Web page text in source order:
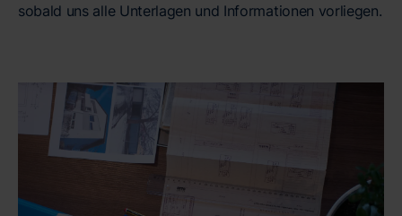
sobald uns alle Unterlagen und Informationen vorliegen.